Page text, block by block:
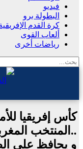
فيديو
البطولة برو
كرة القدم
ألعاب القوى
رياضات أخرى
..المنتخب
و يحافظ على